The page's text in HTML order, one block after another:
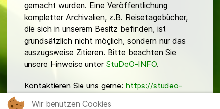
gemacht wurden. Eine Veröffentlichung
kompletter Archivalien, z.B. Reisetagebücher,
die sich in unserem Besitz befinden, ist
grundsätzlich nicht möglich, sondern nur das
auszugsweise Zitieren. Bitte beachten Sie
unsere Hinweise unter StuDeO-INFO.
Kontaktieren Sie uns gerne: https://studeo-
Wir benutzen Cookies